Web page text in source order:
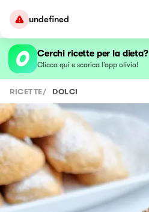
undefined
Cerchi ricette per la dieta?
Clicca qui e scarica l’app olivia!
RICETTE/ DOLCI